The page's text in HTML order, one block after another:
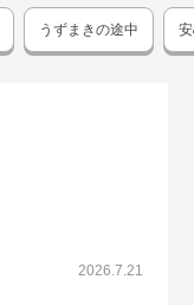
うずまきの途中
2026.7.21